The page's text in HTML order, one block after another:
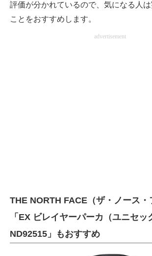
評価が分かれているので、気になる人
ことをおすすめします。
advertisement
THE NORTH FACE（ザ・ノース・
「EX ビレイヤーパーカ（ユニセッ
ND92515」もおすすめ